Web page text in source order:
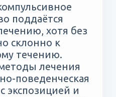
поддаётся
хотя без
склонно к
течению.
лечения
поведенческая
экспозицией и